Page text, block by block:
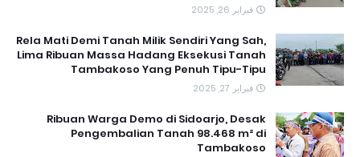
فبراير 26, 2025
Rela Mati Demi Tanah Milik Sendiri Yang Sah,
Lima Ribuan Massa Hadang Eksekusi Tanah
Tambakoso Yang Penuh Tipu-Tipu
فبراير 27, 2025
Ribuan Warga Demo di Sidoarjo, Desak
Pengembalian Tanah 98.468 m² di
Tambakoso